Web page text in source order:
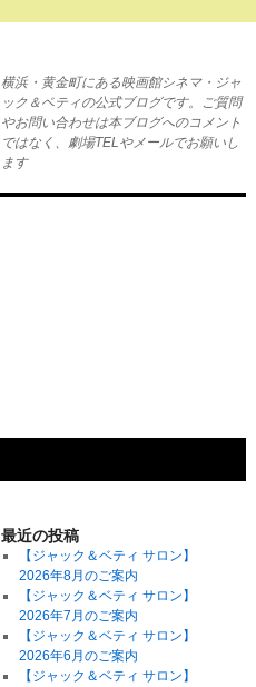
横浜・黄金町にある映画館シネマ・ジャ
ック＆ベティの公式ブログです。ご質問
やお問い合わせは本ブログへのコメント
ではなく、劇場TELやメールでお願いし
ます
最近の投稿
【ジャック＆ベティ サロン】
2026年8月のご案内
【ジャック＆ベティ サロン】
2026年7月のご案内
【ジャック＆ベティ サロン】
2026年6月のご案内
【ジャック＆ベティ サロン】